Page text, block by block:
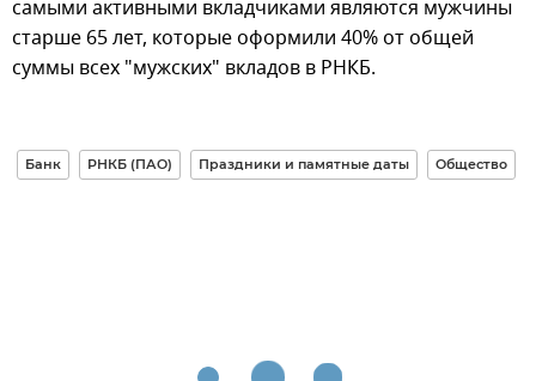
самыми активными вкладчиками являются мужчины
старше 65 лет, которые оформили 40% от общей
суммы всех "мужских" вкладов в РНКБ.
Банк РНКБ (ПАО) Праздники и памятные даты Общество